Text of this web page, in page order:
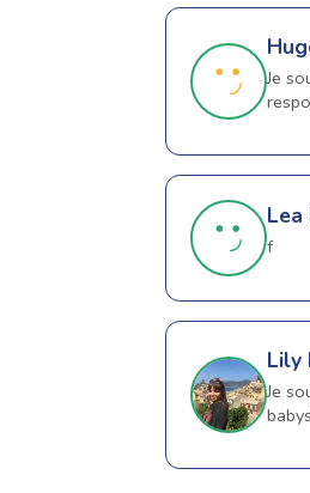
Je
Lea
f
Lily
Je